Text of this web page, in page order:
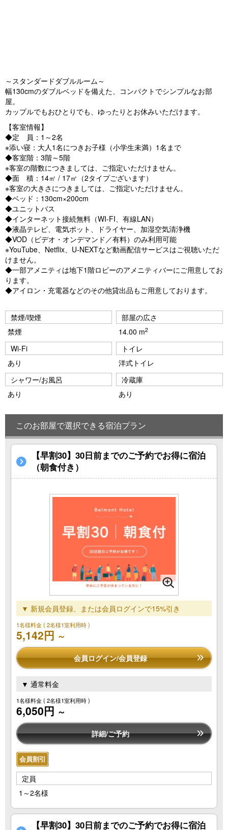
～スタンダードダブルルーム～
幅130cmのダブルベッドを備えた、コンパクトでシンプルなお部
屋。
カップルでもおひとりでも、ゆったりとお休みいただけます。
【客室情報】
◆定 員：1～2名
※添い寝：大人1名につきお子様（小学生未満）1名まで
◆客室階：3階～5階
※客室の階数につきましては、ご指定いただけません。
◆面 積：14㎡ / 17㎡（2タイプございます）
※客室の大きさにつきましては、ご指定いただけません。
◆ベッド：130cm×200cm
◆ユニットバス
◆インターネット接続無料（WI-FI、有線LAN）
◆液晶テレビ、電気ポット、ドライヤー、加湿空気清浄機
◆VOD（ビデオ・オンデマンド／有料）のみ利用可能
※YouTube、Netflix、U-NEXTなど動画配信サービスはご視聴いただ
けません。
◆一部アメニティは地下1階ロビーのアメニティバーにご用意してお
ります。
◆アイロン・充電器などのその他貸出品もご用意しております。
禁煙/喫煙
禁煙
部屋の広さ
14.00 m2
Wi-Fi
あり
トイレ
洋式トイレ
シャワー/お風呂
あり
冷蔵庫
あり
このお部屋で選択できる宿泊プラン
【早割30】30日前までのご予約でお得に宿泊
（朝食付き）
▼ 新規会員登録、または会員ログインで15%引き
1名様料金( 2名様1室利用時 )
5,142円 ～
会員ログイン/会員登録
▼ 通常料金
1名様料金( 2名様1室利用時 )
6,050円 ～
詳細/ご予約
会員割引
定員
1～2名様
【早割30】30日前までのご予約でお得に宿泊